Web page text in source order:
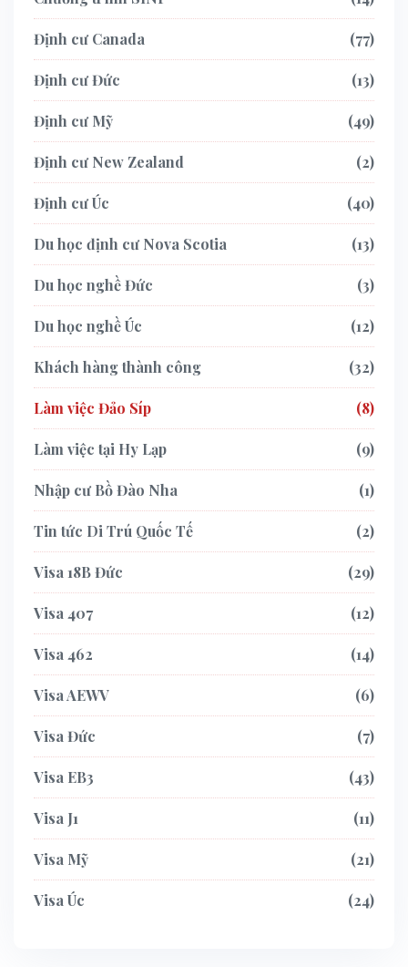
Định cư Canada 77
Định cư Đức 13
Định cư Mỹ 49
Định cư New Zealand 2
Định cư Úc 40
Du học định cư Nova Scotia 13
Du học nghề Đức 3
Du học nghề Úc 12
Khách hàng thành công 32
Làm việc Đảo Síp 8
Làm việc tại Hy Lạp 9
Nhập cư Bồ Đào Nha 1
Tin tức Di Trú Quốc Tế 2
Visa 18B Đức 29
Visa 407 12
Visa 462 14
Visa AEWV 6
Visa Đức 7
Visa EB3 43
Visa J1 11
Visa Mỹ 21
Visa Úc 24